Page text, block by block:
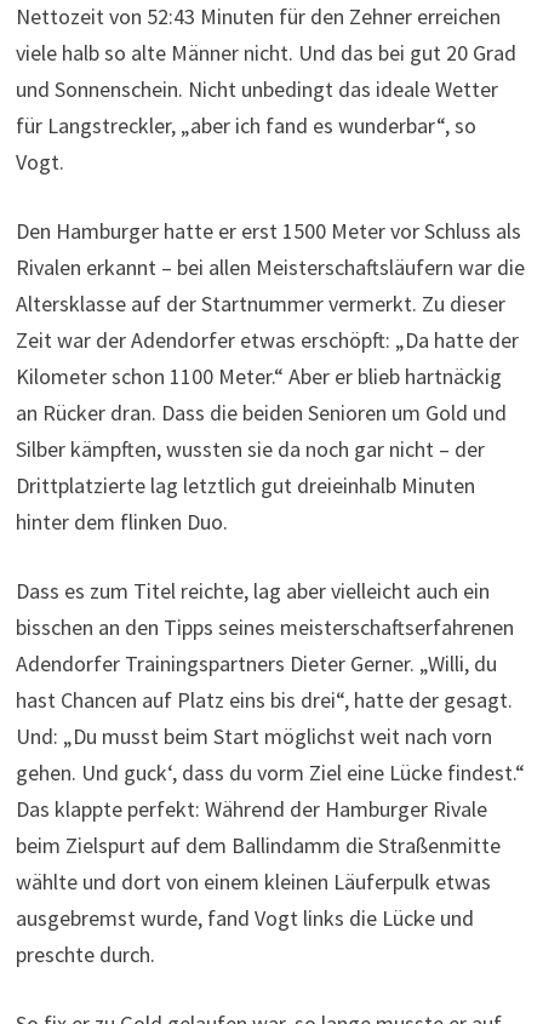
Nettozeit von 52:43 Minuten für den Zehner erreichen
viele halb so alte Männer nicht. Und das bei gut 20 Grad
und Sonnenschein. Nicht unbedingt das ideale Wetter
für Langstreckler, „aber ich fand es wunderbar“, so
Vogt.
Den Hamburger hatte er erst 1500 Meter vor Schluss als
Rivalen erkannt – bei allen Meisterschaftsläufern war die
Altersklasse auf der Startnummer vermerkt. Zu dieser
Zeit war der Adendorfer etwas erschöpft: „Da hatte der
Kilometer schon 1100 Meter.“ Aber er blieb hartnäckig
an Rücker dran. Dass die beiden Senioren um Gold und
Silber kämpften, wussten sie da noch gar nicht – der
Drittplatzierte lag letztlich gut dreieinhalb Minuten
hinter dem flinken Duo.
Dass es zum Titel reichte, lag aber vielleicht auch ein
bisschen an den Tipps seines meisterschaftserfahrenen
Adendorfer Trainingspartners Dieter Gerner. „Willi, du
hast Chancen auf Platz eins bis drei“, hatte der gesagt.
Und: „Du musst beim Start möglichst weit nach vorn
gehen. Und guck‘, dass du vorm Ziel eine Lücke findest.“
Das klappte perfekt: Während der Hamburger Rivale
beim Zielspurt auf dem Ballindamm die Straßenmitte
wählte und dort von einem kleinen Läuferpulk etwas
ausgebremst wurde, fand Vogt links die Lücke und
preschte durch.